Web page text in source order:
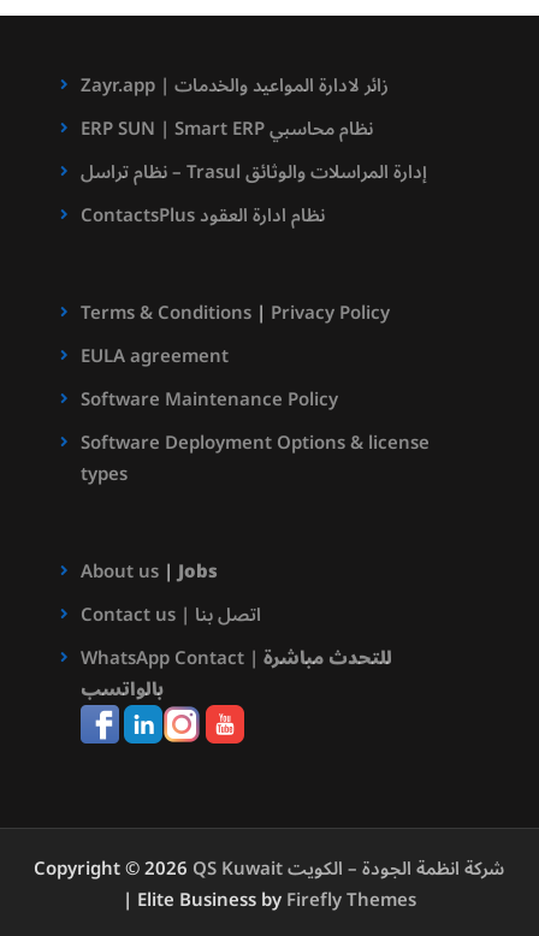
والمؤسسات
Zayr.app | زائر لادارة المواعيد والخدمات
ERP SUN | Smart ERP نظام محاسبي
نظام تراسل – Trasul إدارة المراسلات والوثائق
ContactsPlus نظام ادارة العقود
Terms & Conditions| Privacy Policy
EULA agreement
Software Maintenance Policy
Software Deployment Options & license
types
About us|Jobs
Contact us | اتصل بنا
WhatsApp Contact | للتحدث مباشرة
بالواتسب
Copyright © 2026
QS Kuwait شركة انظمة الجودة – الكويت
| Elite Business byFirefly Themes